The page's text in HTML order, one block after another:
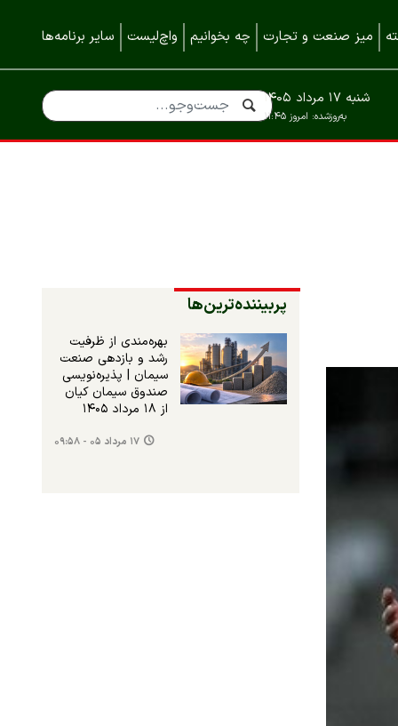
میز صنعت و تجارت چه بخوانیم واچ‌لیست سایر برنامه‌ها
به‌روزشده: امروز ۱۱:۴۵
شنبه ۱۷ مرداد ۱۴۰۵
پربیننده‌ترین‌ها
بهره‌مندی از ظرفیت
رشد و بازدهی صنعت
سیمان | پذیره‌نویسی
صندوق سیمان کیان
از ۱۸ مرداد ۱۴۰۵
۱۷ مرداد ۰۵ - ۰۹:۵۸